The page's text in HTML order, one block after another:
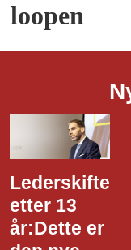
loopen
Lederskifte
etter 13
år:Dette er